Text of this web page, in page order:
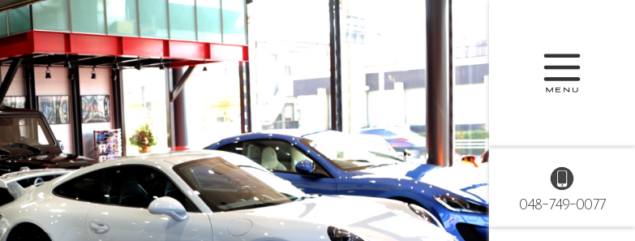
048-749-0077